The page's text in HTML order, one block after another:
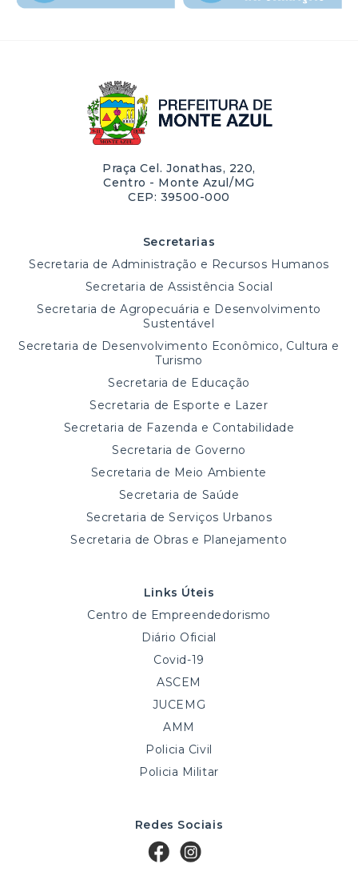
Praça Cel. Jonathas, 220,
Centro - Monte Azul/MG
CEP: 39500-000
Secretarias
Secretaria de Administração e Recursos Humanos
Secretaria de Assistência Social
Secretaria de Agropecuária e Desenvolvimento
Sustentável
Secretaria de Desenvolvimento Econômico, Cultura e
Turismo
Secretaria de Educação
Secretaria de Esporte e Lazer
Secretaria de Fazenda e Contabilidade
Secretaria de Governo
Secretaria de Meio Ambiente
Secretaria de Saúde
Secretaria de Serviços Urbanos
Secretaria de Obras e Planejamento
Links Úteis
Centro de Empreendedorismo
Diário Oficial
Covid-19
ASCEM
JUCEMG
AMM
Policia Civil
Policia Militar
Redes Sociais